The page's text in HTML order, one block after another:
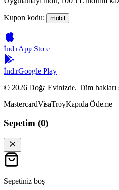
Kupon kodu: mobil
İndirApp Store
İndirGoogle Play
© 2026 Doğa Evinizde. Tüm hakları
MastercardVisaTroyKapıda Ödeme
Sepetim (0)
Sepetiniz boş